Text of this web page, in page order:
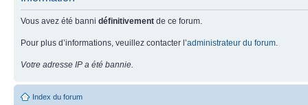
Vous avez été banni définitivement de ce forum.
Pour plus d’informations, veuillez contacter l’administrateur du forum
Votre adresse IP a été bannie.
Index du forum